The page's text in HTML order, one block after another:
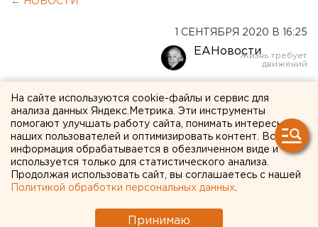
1 СЕНТЯБРЯ 2020 В 16:25
ЕАНовости
Свердловская элита
проводила детей в школы
(ФОТО)
На сайте используются cookie-файлы и сервис для
анализа данных Яндекс.Метрика. Эти инструменты
помогают улучшать работу сайта, понимать интересы
наших пользователей и оптимизировать контент. Вся
информация обрабатывается в обезличенном виде и
используется только для статистического анализа.
Продолжая использовать сайт, вы соглашаетесь с нашей
Политикой обработки персональных данных
Принимаю